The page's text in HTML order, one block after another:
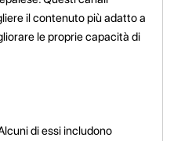
il contenuto più adatto a
le proprie capacità di
di essi includono